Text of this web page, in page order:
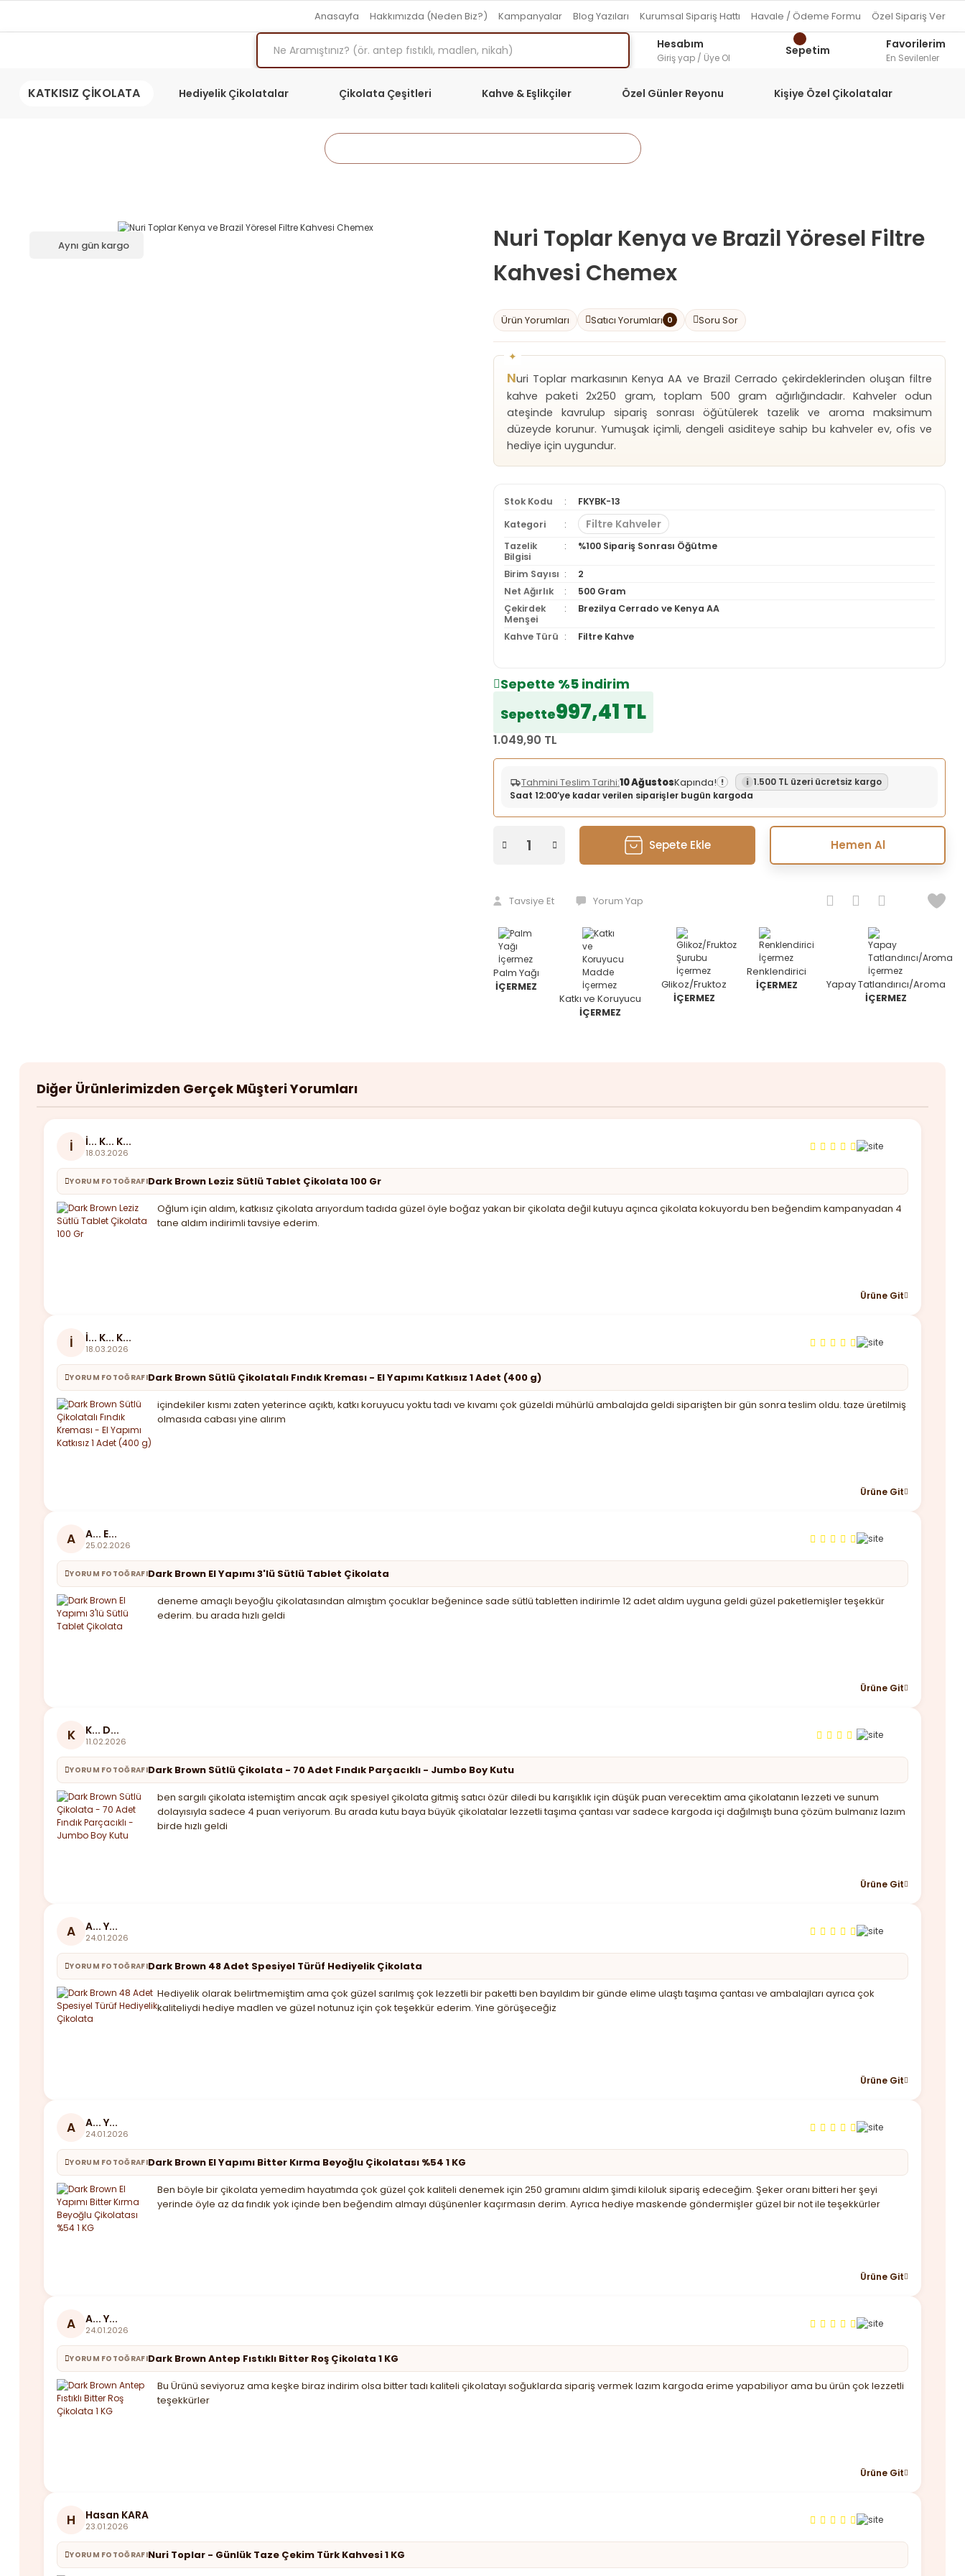
Anasayfa Hakkımızda (Neden Biz?) Kampanyalar Blog Yazıları Kurumsal Sipariş Hattı Havale / Ödeme Formu Özel Sipariş Ver
Hesabım
Giriş yap / Üye Ol
Sepetim Favorilerim
En Sevilenler
KATKISIZ ÇİKOLATA Hediyelik Çikolatalar Çikolata Çeşitleri Kahve & Eşlikçiler Özel Günler Reyonu Kişiye Özel Çikolatalar
Aynı gün kargo
Nuri Toplar Kenya ve Brazil Yöresel Filtre
Kahvesi Chemex
Ürün Yorumları Satıcı Yorumları 0 Soru Sor
Nuri Toplar markasının Kenya AA ve Brazil Cerrado çekirdeklerinden oluşan filtre
kahve paketi 2x250 gram, toplam 500 gram ağırlığındadır. Kahveler odun
ateşinde kavrulup sipariş sonrası öğütülerek tazelik ve aroma maksimum
düzeyde korunur. Yumuşak içimli, dengeli asiditeye sahip bu kahveler ev, ofis ve
hediye için uygundur.
Stok Kodu
FKYBK-13
Kategori
Filtre Kahveler
Tazelik
Bilgisi
%100 Sipariş Sonrası Öğütme
Birim Sayısı
2
Net Ağırlık
500 Gram
Çekirdek
Menşei
Brezilya Cerrado ve Kenya AA
Kahve Türü Filtre Kahve
Sepette %5 indirim
Sepette997,41 TL
1.049,90 TL
Tahmini Teslim Tarihi:10 AğustosKapında! !
1.500 TL üzeri ücretsiz kargo
Saat 12:00’ye kadar verilen siparişler bugün kargoda
Sepete Ekle Hemen Al
Tavsiye Et Yorum Yap
Palm Yağı
İÇERMEZ
Katkı ve Koruyucu
İÇERMEZ
Glikoz/Fruktoz
İÇERMEZ
Renklendirici
İÇERMEZ
Yapay Tatlandırıcı/Aroma
İÇERMEZ
Diğer Ürünlerimizden Gerçek Müşteri Yorumları
İ İ... K... K...
18.03.2026
YORUM FOTOĞRAFIDark Brown Leziz Sütlü Tablet Çikolata 100 Gr
Oğlum için aldım, katkısız çikolata arıyordum tadıda güzel öyle boğaz yakan bir çikolata değil kutuyu açınca çikolata kokuyordu ben beğendim kampanyadan 4
tane aldım indirimli tavsiye ederim.
Ürüne Git
İ İ... K... K...
18.03.2026
YORUM FOTOĞRAFIDark Brown Sütlü Çikolatalı Fındık Kreması - El Yapımı Katkısız 1 Adet (400 g)
içindekiler kısmı zaten yeterince açıktı, katkı koruyucu yoktu tadı ve kıvamı çok güzeldi mühürlü ambalajda geldi siparişten bir gün sonra teslim oldu. taze üretilmiş
olmasıda cabası yine alırım
Ürüne Git
A A... E...
25.02.2026
YORUM FOTOĞRAFIDark Brown El Yapımı 3'lü Sütlü Tablet Çikolata
deneme amaçlı beyoğlu çikolatasından almıştım çocuklar beğenince sade sütlü tabletten indirimle 12 adet aldım uyguna geldi güzel paketlemişler teşekkür
ederim. bu arada hızlı geldi
Ürüne Git
K K... D...
11.02.2026
YORUM FOTOĞRAFIDark Brown Sütlü Çikolata - 70 Adet Fındık Parçacıklı - Jumbo Boy Kutu
ben sargılı çikolata istemiştim ancak açık spesiyel çikolata gitmiş satıcı özür diledi bu karışıklık için düşük puan verecektim ama çikolatanın lezzeti ve sunum
dolayısıyla sadece 4 puan veriyorum. Bu arada kutu baya büyük çikolatalar lezzetli taşıma çantası var sadece kargoda içi dağılmıştı buna çözüm bulmanız lazım
birde hızlı geldi
Ürüne Git
A A... Y...
24.01.2026
YORUM FOTOĞRAFIDark Brown 48 Adet Spesiyel Türüf Hediyelik Çikolata
Hediyelik olarak belirtmemiştim ama çok güzel sarılmış çok lezzetli bir paketti ben bayıldım bir günde elime ulaştı taşıma çantası ve ambalajları ayrıca çok
kaliteliydi hediye madlen ve güzel notunuz için çok teşekkür ederim. Yine görüşeceğiz
Ürüne Git
A A... Y...
24.01.2026
YORUM FOTOĞRAFIDark Brown El Yapımı Bitter Kırma Beyoğlu Çikolatası %54 1 KG
Ben böyle bir çikolata yemedim hayatımda çok güzel çok kaliteli denemek için 250 gramını aldım şimdi kiloluk sipariş edeceğim. Şeker oranı bitteri her şeyi
yerinde öyle az da fındık yok içinde ben beğendim almayı düşünenler kaçırmasın derim. Ayrıca hediye maskende göndermişler güzel bir not ile teşekkürler
Ürüne Git
A A... Y...
24.01.2026
YORUM FOTOĞRAFIDark Brown Antep Fıstıklı Bitter Roş Çikolata 1 KG
Bu Ürünü seviyoruz ama keşke biraz indirim olsa bitter tadı kaliteli çikolatayı soğuklarda sipariş vermek lazım kargoda erime yapabiliyor ama bu ürün çok lezzetli
teşekkürler
Ürüne Git
H Hasan KARA
23.01.2026
YORUM FOTOĞRAFINuri Toplar - Günlük Taze Çekim Türk Kahvesi 1 KG